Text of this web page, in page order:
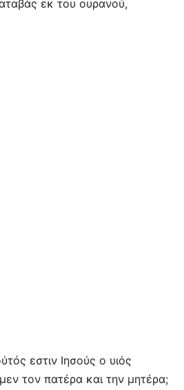
εκ του ουρανού,
εστιν Ιησούς ο υιός
τον πατέρα και την μητέρα;